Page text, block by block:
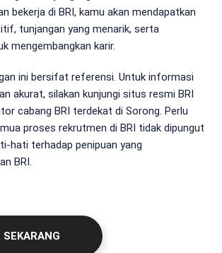
bekerja di BRI, kamu akan mendapatkan
tunjangan yang menarik, serta
mengembangkan karir.
ini bersifat referensi. Untuk informasi
akurat, silakan kunjungi situs resmi BRI
cabang BRI terdekat di Sorong. Perlu
proses rekrutmen di BRI tidak dipungut
hati terhadap penipuan yang
BRI.